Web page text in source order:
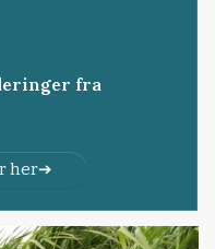
fra
her